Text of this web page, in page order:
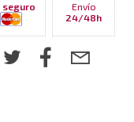
seguro
Envío
24/48h